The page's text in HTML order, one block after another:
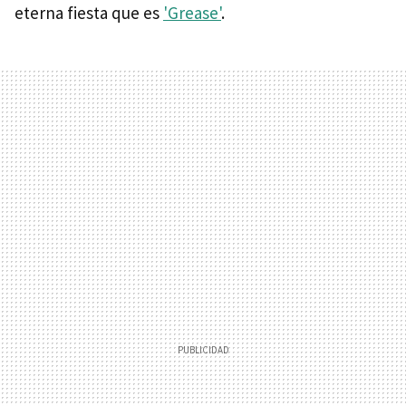
eterna fiesta que es 'Grease'.